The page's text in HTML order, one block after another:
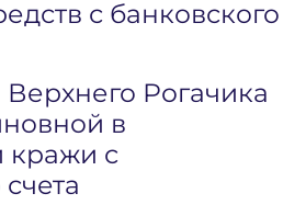
с банковского
Рогачика
в
кражи с